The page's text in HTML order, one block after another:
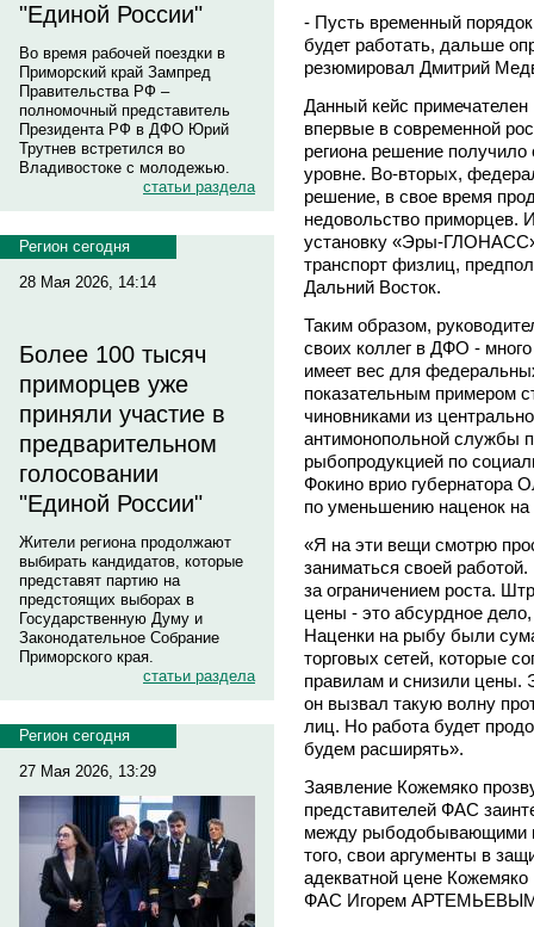
"Единой России"
Во время рабочей поездки в
Приморский край Зампред
Правительства РФ –
полномочный представитель
Президента РФ в ДФО Юрий
Трутнев встретился во
Владивостоке с молодежью.
статьи раздела
Регион сегодня
28 Мая 2026, 14:14
Более 100 тысяч
приморцев уже
приняли участие в
предварительном
голосовании
"Единой России"
Жители региона продолжают
выбирать кандидатов, которые
представят партию на
предстоящих выборах в
Государственную Думу и
Законодательное Собрание
Приморского края.
статьи раздела
Регион сегодня
27 Мая 2026, 13:29
- Пусть временный
будет работать, дальше
резюмировал Дмитрий
Данный кейс
впервые в современной
региона решение
уровне. Во-вторых,
решение, в свое время
недовольство приморцев.
установку «Эры-
транспорт физлиц,
Дальний Восток.
Таким образом,
своих коллег в ДФО -
имеет вес для
показательным примером
чиновниками из
антимонопольной службы
рыбопродукцией по
Фокино врио губернатора
по уменьшению наценок на
«Я на эти вещи смотрю
заниматься своей
за ограничением роста.
цены - это абсурдное
Наценки на рыбу были
торговых сетей, которые
правилам и снизили цены.
он вызвал такую волну
лиц. Но работа будет
будем расширять».
Заявление Кожемяко
представителей ФАС
между рыбодобывающими
того, свои аргументы в
адекватной цене Кожемяко
ФАС Игорем